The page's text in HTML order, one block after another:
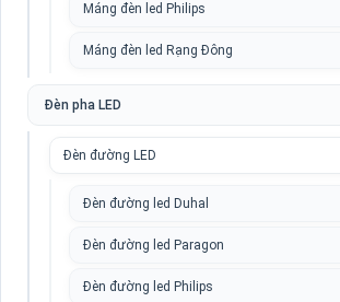
Máng đèn led Philips
Máng đèn led Rạng Đông
Đèn pha LED
Đèn đường LED
Đèn đường led Duhal
Đèn đường led Paragon
Đèn đường led Philips